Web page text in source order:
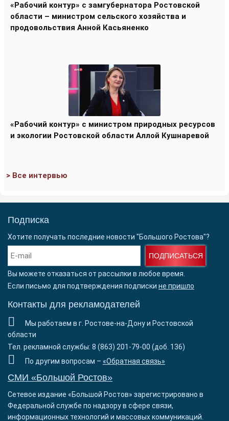
«Рабочий контур» с замгубернатора Ростовской
области – министром сельского хозяйства и
продовольствия Анной Касьяненко
«Рабочий контур» с министром природных ресурсов
и экологии Ростовской области Аллой Кушнаревой
> Все интервью
Подписка
Хотите получать последние новости "Большого Ростова"?
ПОДПИСАТЬСЯ
Вы можете отказаться от рассылки в любое время.
Если письмо для подтверждения подписки не пришло
Контакты для рекламодателей
Мы работаем в г. Ростове-на-Дону и Ростовской
области
Тел. рекламной службы: 8 (863) 201-79-00 (доб. 136)
По другим вопросам – «Обратная связь»
СМИ «Большой Ростов»
Сетевое издание «Большой Ростов» зарегистрировано в
Федеральной службе по надзору в сфере связи,
информационных технологий и массовых коммуникаций.